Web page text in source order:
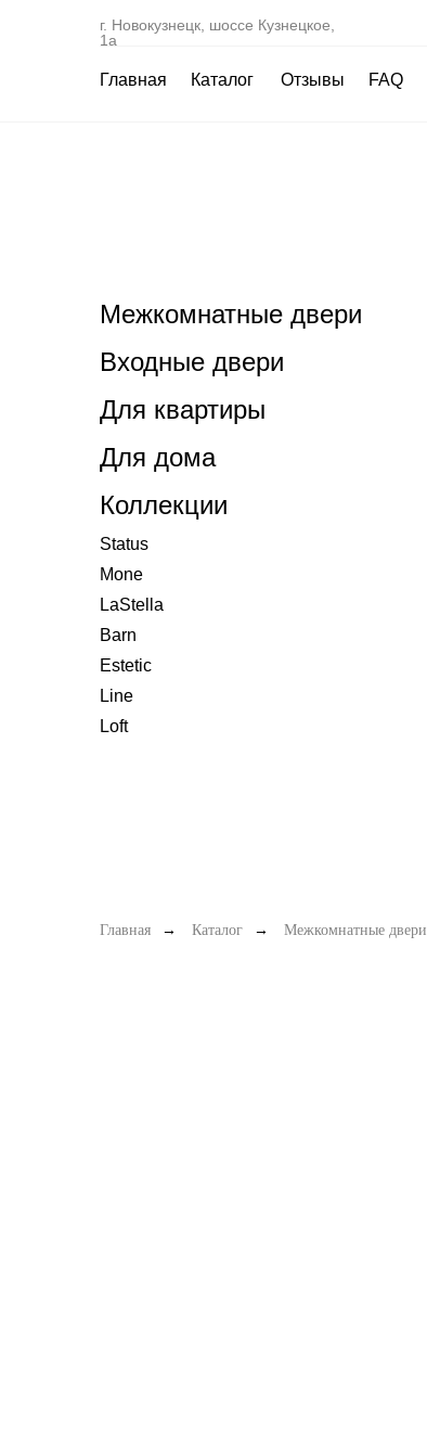
г. Новокузнецк, шоссе Кузнецкое,
1а
Главная Каталог Отзывы FAQ
Коллекции
Status
Mone
LaStella
Barn
Estetic
Line
Loft
Межкомнатные двери
Входные двери
Для квартиры
Для дома
Главная → Каталог → Межкомнатные двери